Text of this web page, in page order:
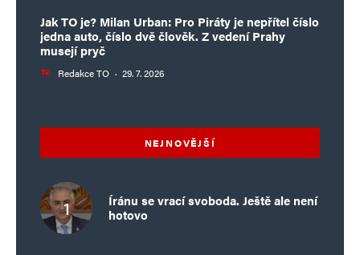
Jak TO je? Milan Urban: Pro Piráty je nepřítel číslo
jedna auto, číslo dvě člověk. Z vedení Prahy
musejí pryč
Redakce TO · 29. 7. 2026
NEJNOVĚJŠÍ
Íránu se vrací svoboda. Ještě ale není
hotovo